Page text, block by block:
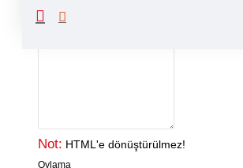
Not: HTML'e dönüştürülmez!
Oylama